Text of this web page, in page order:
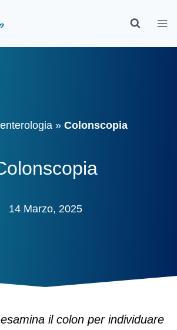
»Colonscopia
14 Marzo, 2025
il colon per individuare